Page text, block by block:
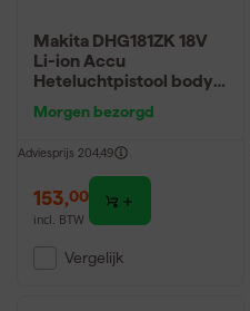
Makita DHG181ZK 18V
Li-ion Accu
Heteluchtpistool body
diverse opzetstukken
Morgen bezorgd
Adviesprijs 204,49
153,00
incl. BTW
Vergelijk